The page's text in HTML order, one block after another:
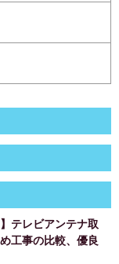
テレビアンテナ取
工事の比較、優良